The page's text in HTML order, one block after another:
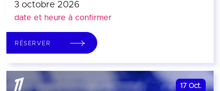
3 octobre 2026
date et heure à confirmer
RÉSERVER
17 Oct.